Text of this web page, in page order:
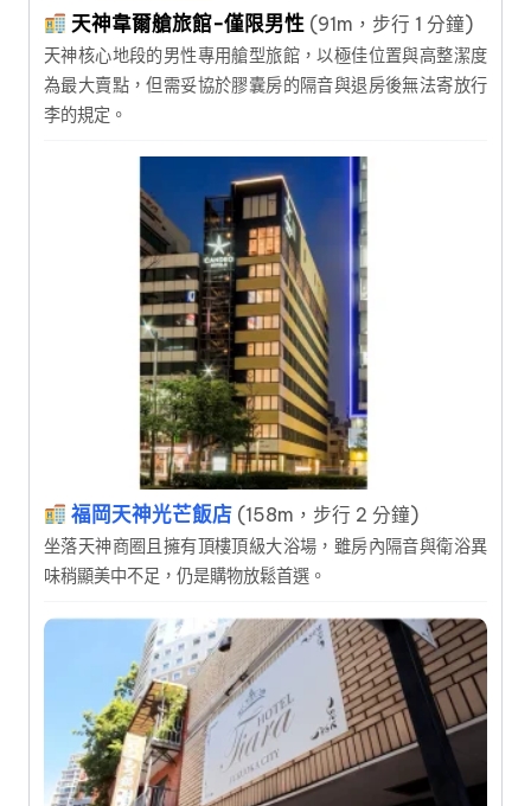
天神韋爾艙旅館-僅限男性 (91m，步行 1 分鐘)
天神核心地段的男性專用艙型旅館，以極佳位置與高整潔度
為最大賣點，但需妥協於膠囊房的隔音與退房後無法寄放行
李的規定。
福岡天神光芒飯店 (158m，步行 2 分鐘)
坐落天神商圈且擁有頂樓頂級大浴場，雖房內隔音與衛浴異
味稍顯美中不足，仍是購物放鬆首選。